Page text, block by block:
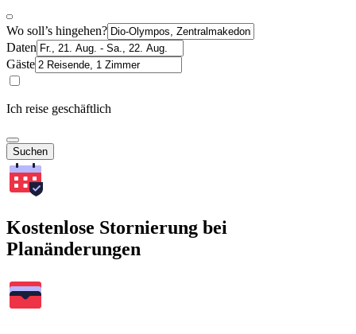
Wo soll’s hingehen?
Daten
Gäste
Ich reise geschäftlich
Suchen
Kostenlose Stornierung bei
Planänderungen